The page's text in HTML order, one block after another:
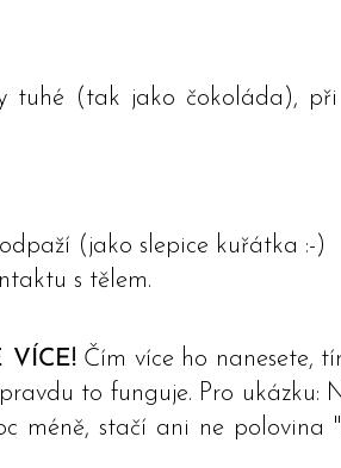
tuhé (tak jako čokoláda),
(jako slepice kuřátka :-)
s tělem.
VÍCE!Čím více ho nanesete,
to funguje. Pro ukázku:
méně, stačí ani ne polovina